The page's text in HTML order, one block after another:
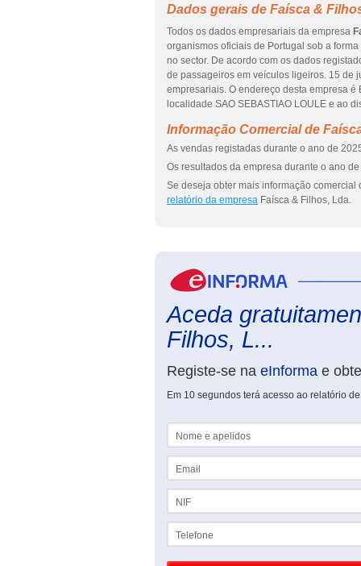
Dados gerais de Faísca &
Todos os dados empresariais da empresa
organismos oficiais de Portugal sob a
no sector. De acordo com os dados
de passageiros em veículos ligeiros. 15 de
empresariais. O endereço desta empresa
localidade SAO SEBASTIAO LOULE e ao
Informação Comercial de
As vendas registadas durante o ano de
Os resultados da empresa durante o ano
Se deseja obter mais informação
relatório da empresa Faísca & Filhos, Lda.
Aceda
Filhos, L...
Registe-se na eInforma e
Em 10 segundos terá acesso ao relatório